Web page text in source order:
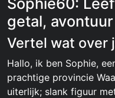
Sophie60:
getal,
Vertel wat over
Hallo, ik ben Sophie,
prachtige provincie
uiterlijk; slank figuur